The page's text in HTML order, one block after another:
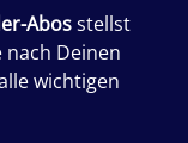
Abosstellst
nach Deinen
wichtigen